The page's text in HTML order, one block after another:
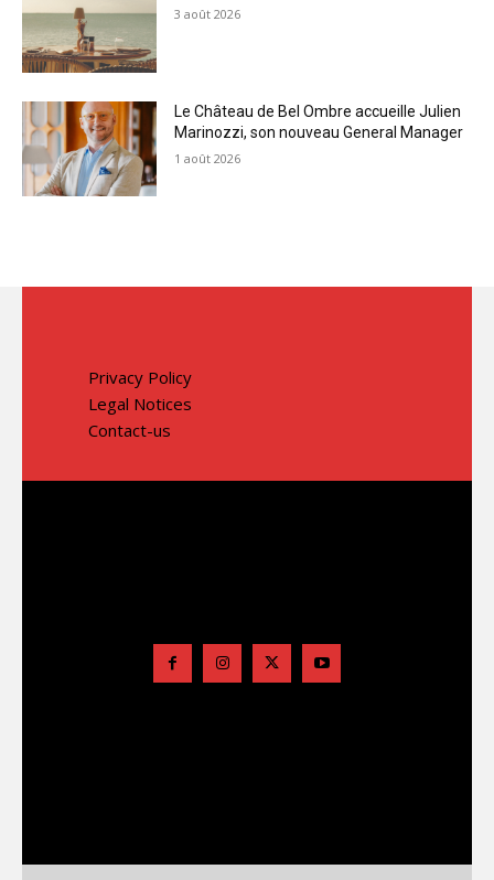
3 août 2026
Le Château de Bel Ombre accueille Julien
Marinozzi, son nouveau General Manager
1 août 2026
Privacy Policy
Legal Notices
Contact-us